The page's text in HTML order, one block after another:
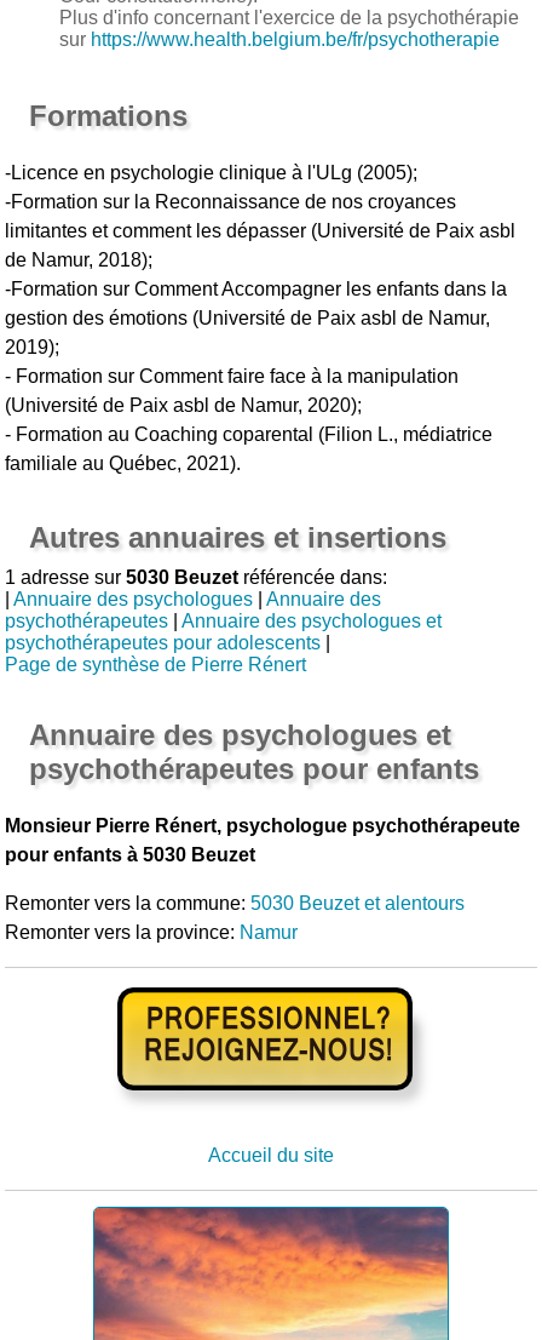
Plus d'info concernant l'exercice de la psychothérapie
sur https://www.health.belgium.be/fr/psychotherapie
Formations
-Licence en psychologie clinique à l'ULg (2005);
-Formation sur la Reconnaissance de nos croyances
limitantes et comment les dépasser (Université de Paix asbl
de Namur, 2018);
-Formation sur Comment Accompagner les enfants dans la
gestion des émotions (Université de Paix asbl de Namur,
2019);
- Formation sur Comment faire face à la manipulation
(Université de Paix asbl de Namur, 2020);
- Formation au Coaching coparental (Filion L., médiatrice
familiale au Québec, 2021).
Autres annuaires et insertions
1 adresse sur5030 Beuzet référencée dans:
|Annuaire des psychologues |Annuaire des
psychothérapeutes |Annuaire des psychologues et
psychothérapeutes pour adolescents
Page de synthèse de Pierre Rénert
Annuaire des psychologues et
psychothérapeutes pour enfants
Monsieur Pierre Rénert, psychologue psychothérapeute
pour enfants à 5030 Beuzet
Remonter vers la commune:5030 Beuzet et alentours
Remonter vers la province: Namur
Accueil du site